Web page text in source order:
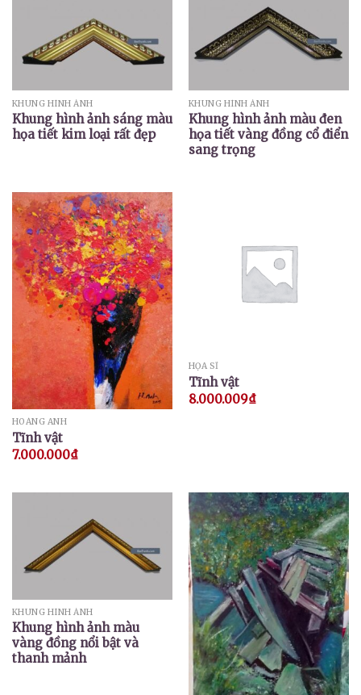
KHUNG HÌNH ẢNH
Khung hình ảnh sáng màu
họa tiết kim loại rất đẹp
KHUNG HÌNH ẢNH
Khung hình ảnh màu đen
họa tiết vàng đồng cổ điển
sang trọng
HOÀNG ANH
Tĩnh vật
7.000.000₫
HỌA SĨ
Tĩnh vật
8.000.009₫
KHUNG HÌNH ẢNH
Khung hình ảnh màu
vàng đồng nổi bật và
thanh mảnh